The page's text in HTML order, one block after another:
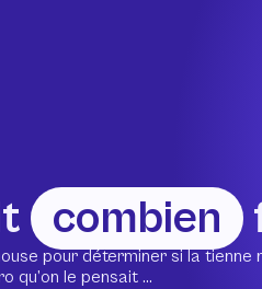
combien
pour déterminer si la tienne
qu’on le pensait ...